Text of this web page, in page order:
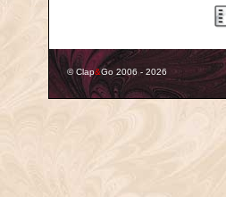
© Clap&Go 2006 - 2026